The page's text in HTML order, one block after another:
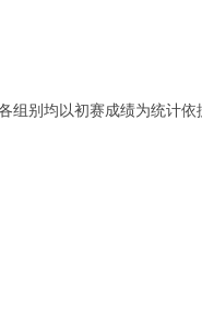
组别均以初赛成绩为统计依